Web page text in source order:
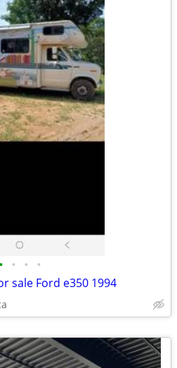
• • • •
sale Ford e350 1994